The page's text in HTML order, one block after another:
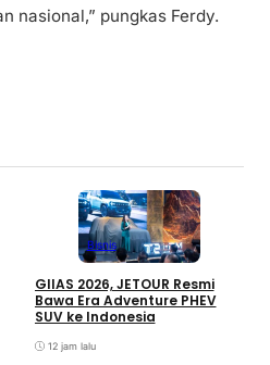
nasional,” pungkas Ferdy.
Bisnis
GIIAS 2026, JETOUR Resmi
Bawa Era Adventure PHEV
SUV ke Indonesia
12 jam lalu